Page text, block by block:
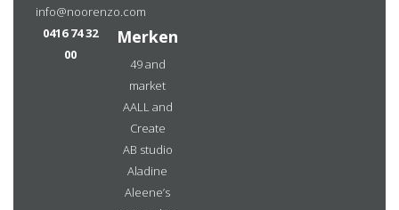
info@noorenzo.com
0416 74 32
00
Merken
49 and
market
AALL and
Create
AB studio
Aladine
Aleene’s